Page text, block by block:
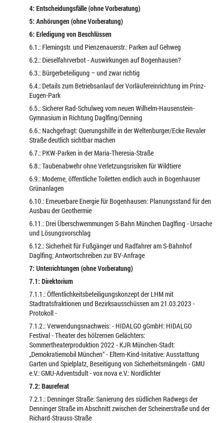
4: Entscheidungsfälle (ohne Vorberatung)
5: Anhörungen (ohne Vorberatung)
6: Erledigung von Beschlüssen
6.1.: Flemingstr. und Pienzenauerstr.: Parken auf Gehweg
6.2.: Dieselfahrverbot - Auswirkungen auf Bogenhausen?
6.3.: Bürgerbeteiligung – und zwar richtig
6.4.: Details zum Betriebsanlauf der Vorläufereinrichtung im Prinz-
Eugen-Park
6.5.: Sicherer Rad-Schulweg vom neuen Wilhelm-Hausenstein-
Gymnasium in Richtung Daglfing/Denning
6.6.: Nachgefragt: Querungshilfe in der Weltenburger/Ecke Revaler
Straße deutlich sichtbar machen
6.7.: PKW-Parken in der Maria-Theresia-Straße
6.8.: Taubenabwehr ohne Verletzungsrisiken für Wildtiere
6.9.: Moderne, öffentliche Toiletten endlich auch in Bogenhauser
Grünanlagen
6.10.: Erneuerbare Energie für Bogenhausen: Planungsstand für den
Ausbau der Geothermie
6.11.: Drei Überschwemmungen S-Bahn München Daglfing - Ursache
und Lösungsvorschlag
6.12.: Sicherheit für Fußgänger und Radfahrer am S-Bahnhof
Daglfing; Antwortschreiben zur BV-Anfrage
7: Unterrichtungen (ohne Vorberatung)
7.1: Direktorium
7.1.1.: Öffentlichkeitsbeteiligungskonzept der LHM mit
Stadtratsfraktionen und Bezirksausschüssen am 21.03.2023 -
Protokoll -
7.1.2.: Verwendungsnachweis: - HIDALGO gGmbH: HIDALGO
Festival - Theater des hölzernen Gelächters:
Sommertheaterproduktion 2022 - KJR München-Stadt:
„Demokratiemobil München“ - Eltern-Kind-Initative: Ausstattung
Garten und Spielplatz, Beseitigung von Sicherheitsmängeln - GMU
e.V.: GMU-Adventsdult - vox nova e.V.: Nordlichter
7.2: Baureferat
7.2.1.: Denninger Straße: Sanierung des südlichen Radwegs der
Denninger Straße im Abschnitt zwischen der Scheinerstraße und der
Richard-Strauss-Straße